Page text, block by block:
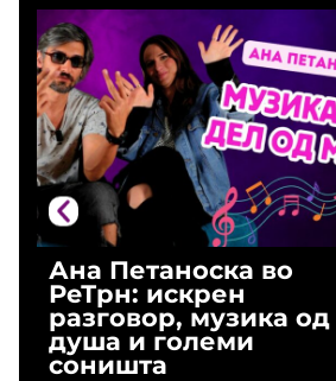
Ана Петаноска во
РеТрн: искрен
разговор, музика од
душа и големи
соништа